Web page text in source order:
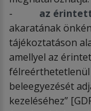
- az
akaratának
tájékoztatáson
amellyel az
félreérthetetlenül
beleegyezését
kezeléséhez”